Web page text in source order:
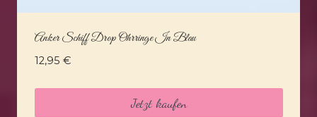
Anker Schiff Drop Ohrringe In Blau
12,95 €
Jetzt kaufen